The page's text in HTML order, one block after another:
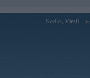
Sveiks, Viesi!